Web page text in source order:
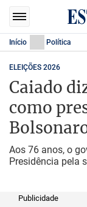
Início Política
ELEIÇÕES 2026
Caiado
como
Aos 76 anos, o
Presidência pela
Publicidade